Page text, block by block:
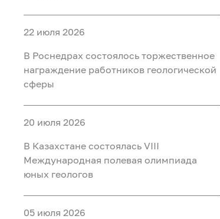
22 июля 2026
В Роснедрах состоялось торжественное
награждение работников геологической
сферы
20 июля 2026
В Казахстане состоялась VIII
Международная полевая олимпиада
юных геологов
05 июля 2026